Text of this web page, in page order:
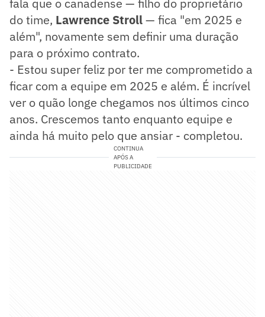
do time, Lawrence Stroll— fica "em 2025 e
além", novamente sem definir uma duração
para o próximo contrato.
- Estou super feliz por ter me comprometido a
ficar com a equipe em 2025 e além. É incrível
ver o quão longe chegamos nos últimos cinco
anos. Crescemos tanto enquanto equipe e
ainda há muito pelo que ansiar - completou.
CONTINUA
APÓS A
PUBLICIDADE